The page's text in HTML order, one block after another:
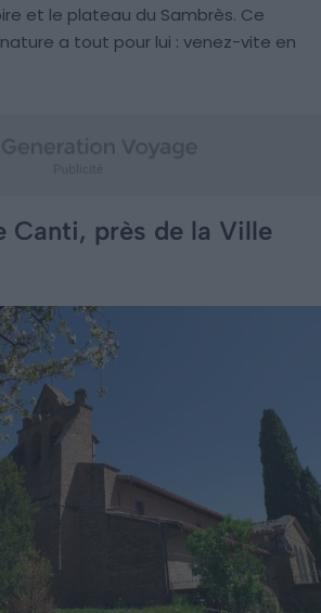
et le plateau du Sambrès. Ce
a tout pour lui : venez-vite en
Canti, près de la Ville